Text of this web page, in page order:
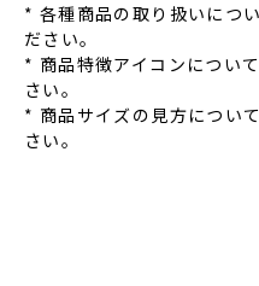
* 各種商品の取り扱いについ
ださい。
* 商品特徴アイコンについて
さい。
* 商品サイズの見方について
さい。